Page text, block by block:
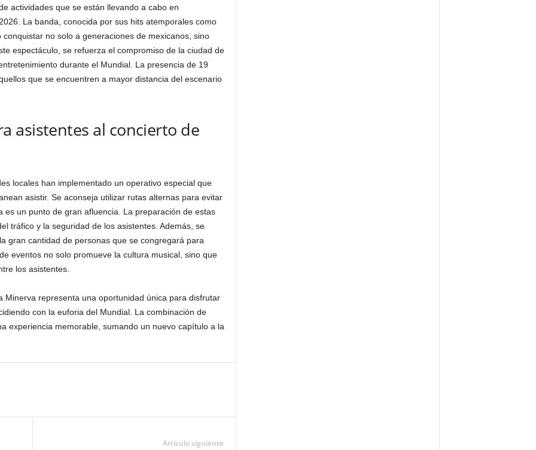
actividades que se están llevando a cabo en
La banda, conocida por sus hits atemporales como
conquistar no solo a generaciones de mexicanos, sino
espectáculo, se refuerza el compromiso de la ciudad de
durante el Mundial. La presencia de 19
que se encuentren a mayor distancia del escenario
asistentes al concierto de
locales han implementado un operativo especial que
asistir. Se aconseja utilizar rutas alternas para evitar
un punto de gran afluencia. La preparación de estas
tráfico y la seguridad de los asistentes. Además, se
gran cantidad de personas que se congregará para
eventos no solo promueve la cultura musical, sino que
los asistentes.
Minerva representa una oportunidad única para disfrutar
con la euforia del Mundial. La combinación de
experiencia memorable, sumando un nuevo capítulo a la
Artículo siguiente